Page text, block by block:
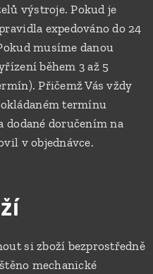
výstroje. Pokud je
expedováno do 24
musíme danou
během 3 až 5
Přičemž Vás vždy
termínu
dodané doručením na
v objednávce.
si zboží bezprostředně
mechanické